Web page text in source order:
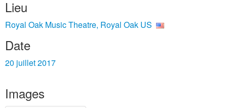
Lieu
Royal Oak Music Theatre, Royal Oak US
Date
20 juillet 2017
Images